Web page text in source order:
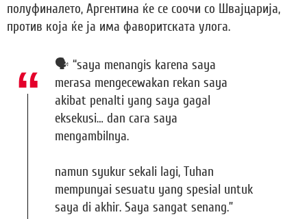
полуфиналето, Аргентина ќе се соочи со Швајцарија,
против која ќе ја има фаворитската улога.
🗣️ “saya menangis karena saya
merasa mengecewakan rekan saya
akibat penalti yang saya gagal
eksekusi… dan cara saya
mengambilnya.
namun syukur sekali lagi, Tuhan
mempunyai sesuatu yang spesial untuk
saya di akhir. Saya sangat senang.”